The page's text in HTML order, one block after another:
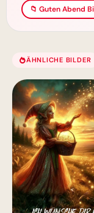
📁 Guten Abend
ÄHNLICHE BILDER